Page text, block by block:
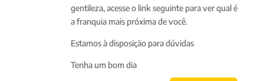
gentileza, acesse o link seguinte para ver qual é
a franquia mais próxima de você.
Estamos à disposição para dúvidas
Tenha um bom dia